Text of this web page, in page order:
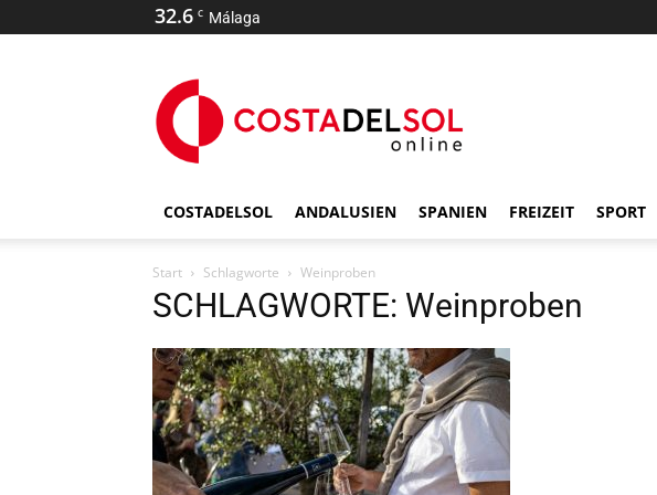
32.6 C Málaga
COSTADELSOL ANDALUSIEN SPANIEN FREIZEIT SPORT
Start Schlagworte Weinproben
SCHLAGWORTE: Weinproben